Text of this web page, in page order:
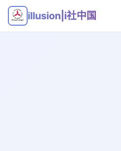
illusion|i社中国